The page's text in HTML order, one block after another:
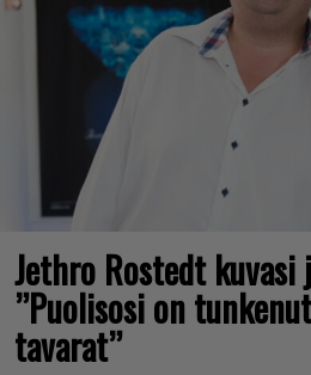
Jethro Rostedt
”Puolisosi on
tavarat”